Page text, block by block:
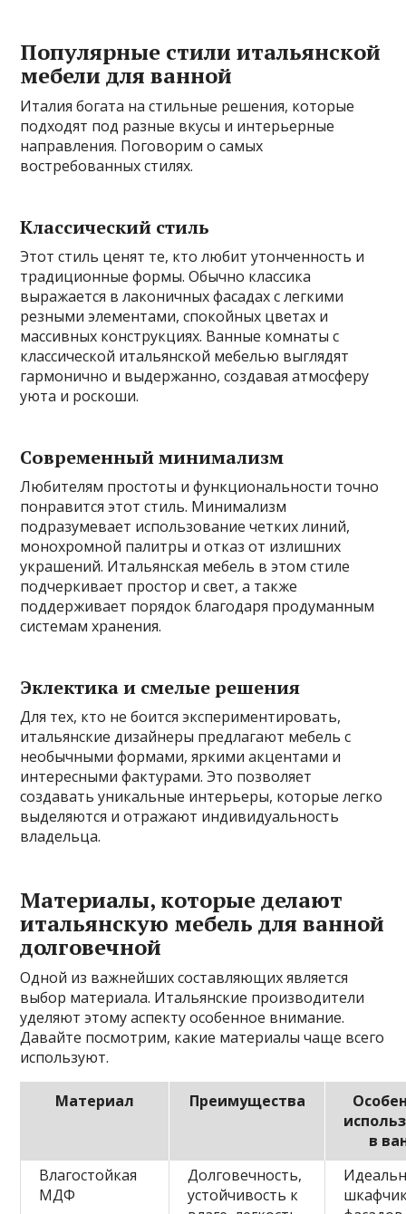
Популярные стили итальянской
мебели для ванной
Италия богата на стильные решения, которые
подходят под разные вкусы и интерьерные
направления. Поговорим о самых
востребованных стилях.
Классический стиль
Этот стиль ценят те, кто любит утонченность и
традиционные формы. Обычно классика
выражается в лаконичных фасадах с легкими
резными элементами, спокойных цветах и
массивных конструкциях. Ванные комнаты с
классической итальянской мебелью выглядят
гармонично и выдержанно, создавая атмосферу
уюта и роскоши.
Современный минимализм
Любителям простоты и функциональности точно
понравится этот стиль. Минимализм
подразумевает использование четких линий,
монохромной палитры и отказ от излишних
украшений. Итальянская мебель в этом стиле
подчеркивает простор и свет, а также
поддерживает порядок благодаря продуманным
системам хранения.
Эклектика и смелые решения
Для тех, кто не боится экспериментировать,
итальянские дизайнеры предлагают мебель с
необычными формами, яркими акцентами и
интересными фактурами. Это позволяет
создавать уникальные интерьеры, которые легко
выделяются и отражают индивидуальность
владельца.
Материалы, которые делают
итальянскую мебель для ванной
долговечной
Одной из важнейших составляющих является
выбор материала. Итальянские производители
уделяют этому аспекту особенное внимание.
Давайте посмотрим, какие материалы чаще всего
используют.
Материал Преимущества
в
Влагостойкая
МДФ
Долговечность,
устойчивость к